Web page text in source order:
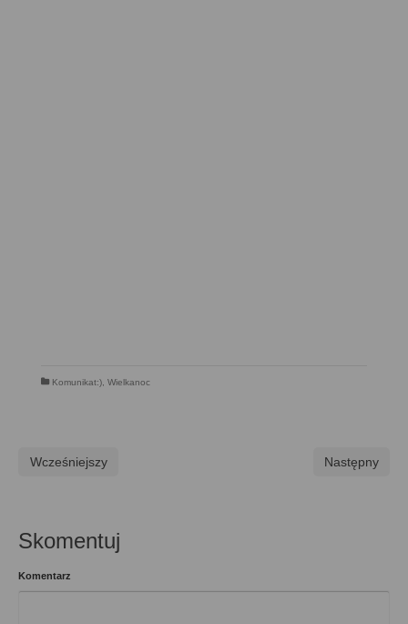
Komunikat:) Wielkanoc
Wcześniejszy Następny
Skomentuj
Komentarz